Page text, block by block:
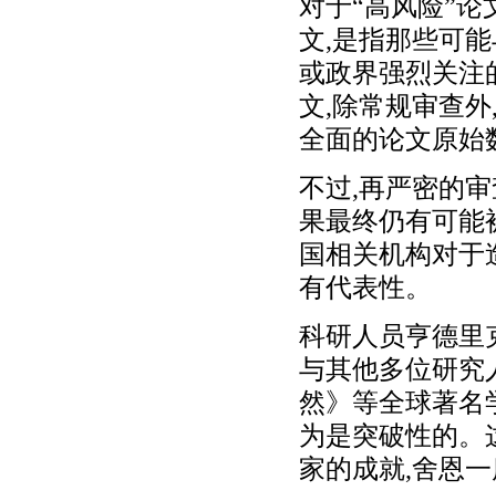
对于“高风险”论
文,是指那些可
或政界强烈关注
文,除常规审查
全面的论文原始
不过,再严密的
果最终仍有可能
国相关机构对于
有代表性。
科研人员亨德里
与其他多位研究
然》等全球著名
为是突破性的
家的成就,舍恩